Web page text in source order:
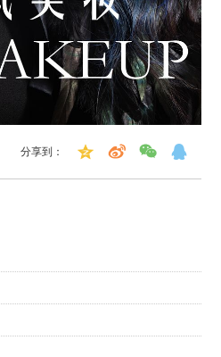
分享到：